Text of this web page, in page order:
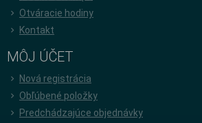
Otváracie hodiny
Kontakt
MÔJ ÚČET
Nová registrácia
Obľúbené položky
Predchádzajúce objednávky